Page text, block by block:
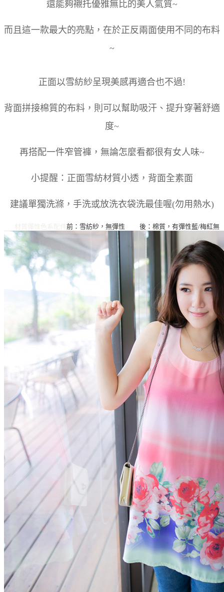
還能夠襯托優雅無比的美人氣質~
而且這一款最大的亮點，在於正反兩面使用不同的布料
~
正面以雪紡紗呈現美感再適合也不過!
背面拼接棉質的布料，則可以幫助吸汗、提升穿著舒適
度~
再搭配一件窄管褲，無論怎麼看都很有女人味~
小提醒：正面雪紡材質小透，背面全素面
建議單獨洗滌，手洗或放洗衣袋洗最佳喔(勿用熱水)
前：雪紡紗，無彈性 後：棉質，有彈性藍/梅紅無